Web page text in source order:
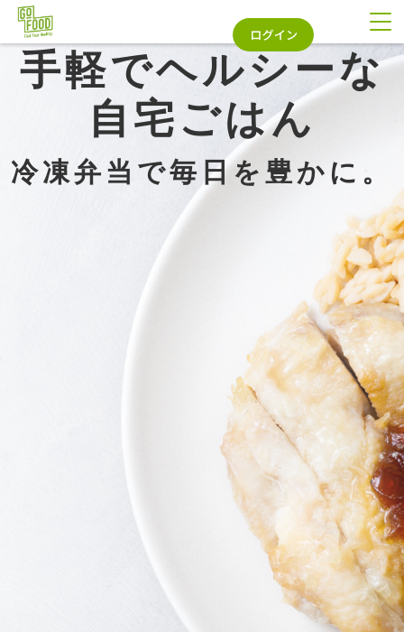
・・・・
手軽でヘルシーな
自宅ごはん
冷凍弁当で毎日を豊かに。